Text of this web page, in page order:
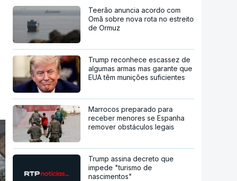
Teerão anuncia acordo com
Omã sobre nova rota no estreito
de Ormuz
Trump reconhece escassez de
algumas armas mas garante que
EUA têm munições suficientes
Marrocos preparado para
receber menores se Espanha
remover obstáculos legais
Trump assina decreto que
impede "turismo de
nascimentos"